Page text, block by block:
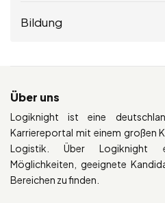
Bildung
Über uns
Logiknight ist eine
Karriereportal mit einem großen
Logistik. Über Logiknight
Möglichkeiten, geeignete
Bereichen zu finden.